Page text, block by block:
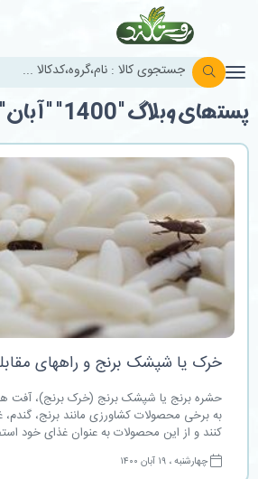
پست‎های وبلاگ "1400" "آبان"
خرک یا شپشک برنج و راههای
حشره برنج یا شپشک برنج (خرک برنج)، آفت
به برخی محصولات کشاورزی مانند برنج،
کنند و از این محصولات به عنوان غذای خود
چهارشنبه ، ۱۹ آبان ۱۴۰۰